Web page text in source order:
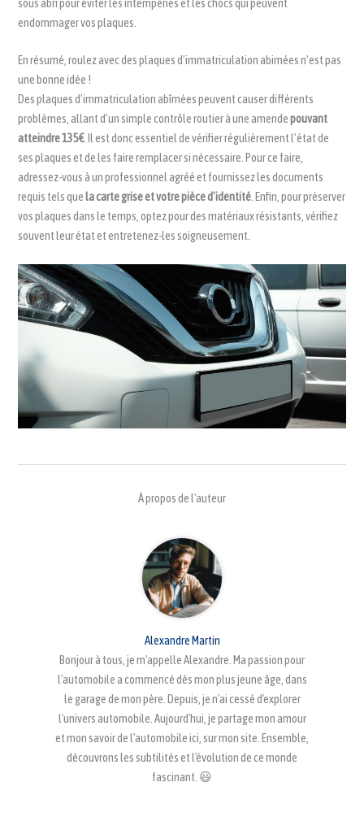
sous abri pour éviter les intempéries et les chocs qui peuvent
endommager vos plaques.
En résumé, roulez avec des plaques d’immatriculation abimées n’est pas
une bonne idée !
Des plaques d’immatriculation abîmées peuvent causer différents
problèmes, allant d’un simple contrôle routier à une amendepouvant
atteindre 135€. Il est donc essentiel de vérifier régulièrement l’état de
ses plaques et de les faire remplacer si nécessaire. Pour ce faire,
adressez-vous à un professionnel agréé et fournissez les documents
requis tels quela carte grise et votre pièce d’identité . Enfin, pour préserver
vos plaques dans le temps, optez pour des matériaux résistants, vérifiez
souvent leur état et entretenez-les soigneusement.
À propos de l'auteur
Alexandre Martin
Bonjour à tous, je m'appelle Alexandre. Ma passion pour
l'automobile a commencé dès mon plus jeune âge, dans
le garage de mon père. Depuis, je n'ai cessé d'explorer
l'univers automobile. Aujourd'hui, je partage mon amour
et mon savoir de l'automobile ici, sur mon site. Ensemble,
découvrons les subtilités et l'évolution de ce monde
fascinant. 😃